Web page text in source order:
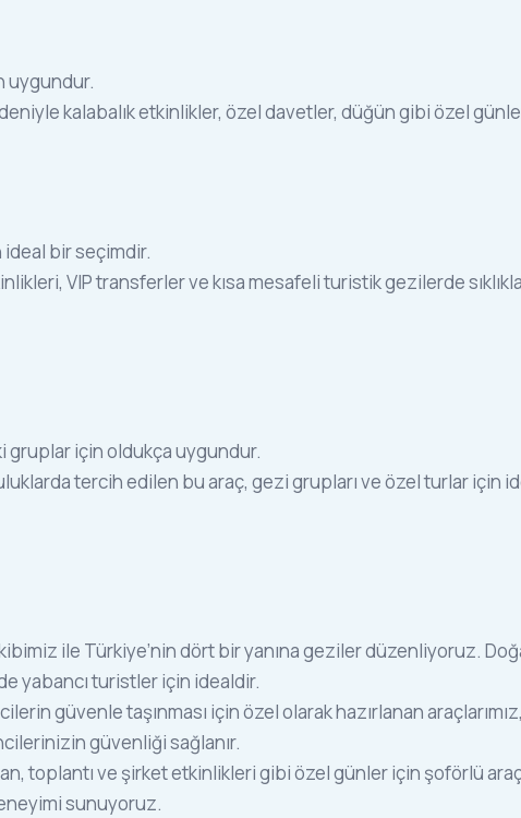
uygundur.
kalabalık etkinlikler, özel davetler, düğün gibi özel
ideal bir seçimdir.
VIP transferler ve kısa mesafeli turistik gezilerde
gruplar için oldukça uygundur.
tercih edilen bu araç, gezi grupları ve özel turlar
ile Türkiye’nin dört bir yanına geziler düzenliyoruz.
yabancı turistler için idealdir.
güvenle taşınması için özel olarak hazırlanan
güvenliği sağlanır.
toplantı ve şirket etkinlikleri gibi özel günler için şoförlü
sunuyoruz.